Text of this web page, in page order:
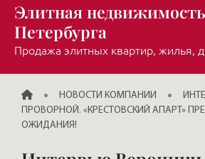
Элитная
Петербурга
Продажа элитных квартир, жилья,
ГЛАВНАЯНОВОСТИ КОМПАНИИ
ПРОВОРНОЙ. «КРЕСТОВСКИЙ АПАРТ»
ОЖИДАНИЯ!